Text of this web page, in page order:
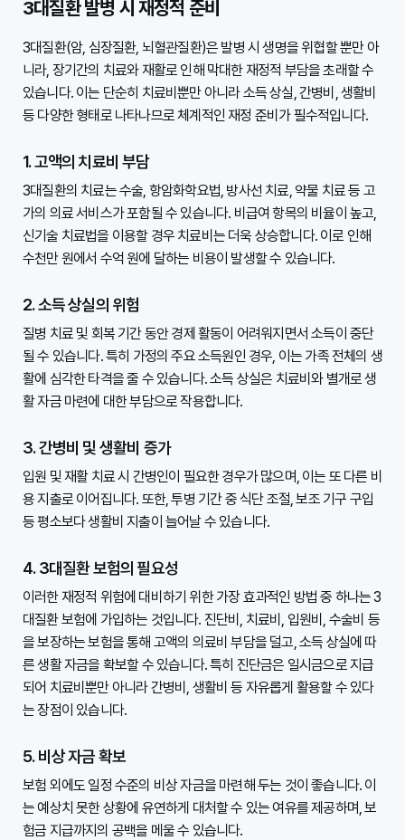
3대질환 발병 시 재정적 준비
3대질환(암, 심장질환, 뇌혈관질환)은 발병 시 생명을 위협할 뿐만 아
니라, 장기간의 치료와 재활로 인해 막대한 재정적 부담을 초래할 수
있습니다. 이는 단순히 치료비뿐만 아니라 소득 상실, 간병비, 생활비
등 다양한 형태로 나타나므로 체계적인 재정 준비가 필수적입니다.
1. 고액의 치료비 부담
3대질환의 치료는 수술, 항암화학요법, 방사선 치료, 약물 치료 등 고
가의 의료 서비스가 포함될 수 있습니다. 비급여 항목의 비율이 높고,
신기술 치료법을 이용할 경우 치료비는 더욱 상승합니다. 이로 인해
수천만 원에서 수억 원에 달하는 비용이 발생할 수 있습니다.
2. 소득 상실의 위험
질병 치료 및 회복 기간 동안 경제 활동이 어려워지면서 소득이 중단
될 수 있습니다. 특히 가정의 주요 소득원인 경우, 이는 가족 전체의 생
활에 심각한 타격을 줄 수 있습니다. 소득 상실은 치료비와 별개로 생
활 자금 마련에 대한 부담으로 작용합니다.
3. 간병비 및 생활비 증가
입원 및 재활 치료 시 간병인이 필요한 경우가 많으며, 이는 또 다른 비
용 지출로 이어집니다. 또한, 투병 기간 중 식단 조절, 보조 기구 구입
등 평소보다 생활비 지출이 늘어날 수 있습니다.
4. 3대질환 보험의 필요성
이러한 재정적 위험에 대비하기 위한 가장 효과적인 방법 중 하나는 3
대질환 보험에 가입하는 것입니다. 진단비, 치료비, 입원비, 수술비 등
을 보장하는 보험을 통해 고액의 의료비 부담을 덜고, 소득 상실에 따
른 생활 자금을 확보할 수 있습니다. 특히 진단금은 일시금으로 지급
되어 치료비뿐만 아니라 간병비, 생활비 등 자유롭게 활용할 수 있다
는 장점이 있습니다.
5. 비상 자금 확보
보험 외에도 일정 수준의 비상 자금을 마련해 두는 것이 좋습니다. 이
는 예상치 못한 상황에 유연하게 대처할 수 있는 여유를 제공하며, 보